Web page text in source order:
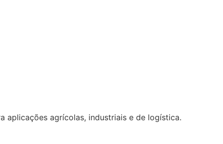
aplicações agrícolas, industriais e de logística.